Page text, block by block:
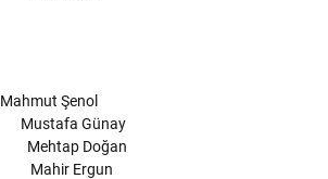
Mahmut Şenol
Mustafa Günay
Mehtap Doğan
Mahir Ergun